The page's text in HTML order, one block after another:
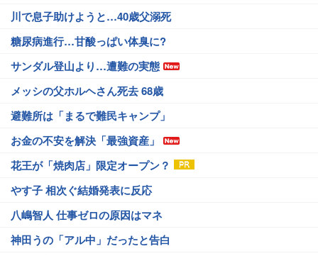
川で息子助けようと…40歳父溺死
糖尿病進行…甘酸っぱい体臭に?
サンダル登山より…遭難の実態
メッシの父ホルヘさん死去 68歳
避難所は「まるで難民キャンプ」
お金の不安を解決「最強資産」
花王が「焼肉店」限定オープン？
やす子 相次ぐ結婚発表に反応
八嶋智人 仕事ゼロの原因はマネ
神田うの「アル中」だったと告白